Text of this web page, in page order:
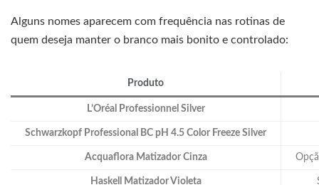
Alguns nomes aparecem com frequência nas rotinas de
quem deseja manter o branco mais bonito e controlado:
Produto
L’Oréal Professionnel Silver
Schwarzkopf Professional BC pH 4.5 Color Freeze Silver
Acquaflora Matizador Cinza
Haskell Matizador Violeta